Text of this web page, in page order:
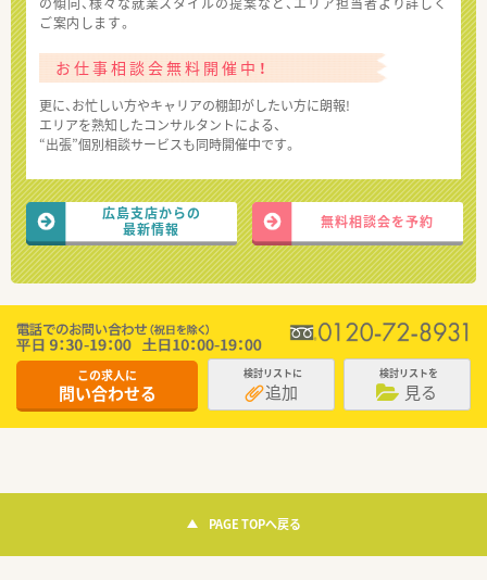
ご案内します。
お仕事相談会無料開催中！
更に、お忙しい方やキャリアの棚卸がしたい方に朗報!
エリアを熟知したコンサルタントによる、
“出張”個別相談サービスも同時開催中です。
広島支店からの
最新情報
無料相談会を予約
この求人に
問い合わせる
検討リストに
追加
検討リストを
見る
PAGE TOPへ戻る